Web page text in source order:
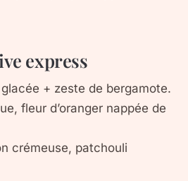
express
+ zeste de bergamote.
fleur d’oranger nappée de
crémeuse, patchouli